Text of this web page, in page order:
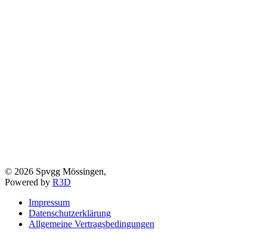
© 2026 Spvgg Mössingen,
Powered by R3D
Impressum
Datenschutzerklärung
Allgemeine Vertragsbedingungen